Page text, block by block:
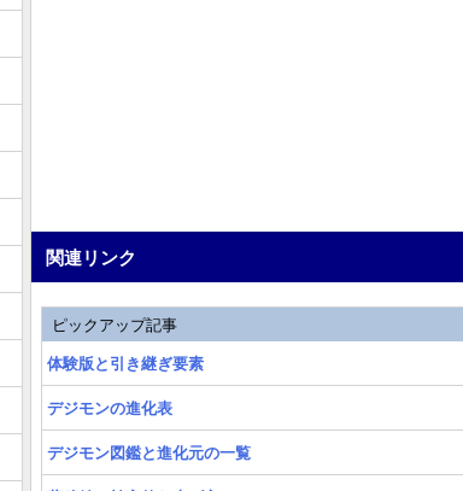
関連リンク
ピックアップ記事
体験版と引き継ぎ要素
デジモンの進化表
デジモン図鑑と進化元の一覧